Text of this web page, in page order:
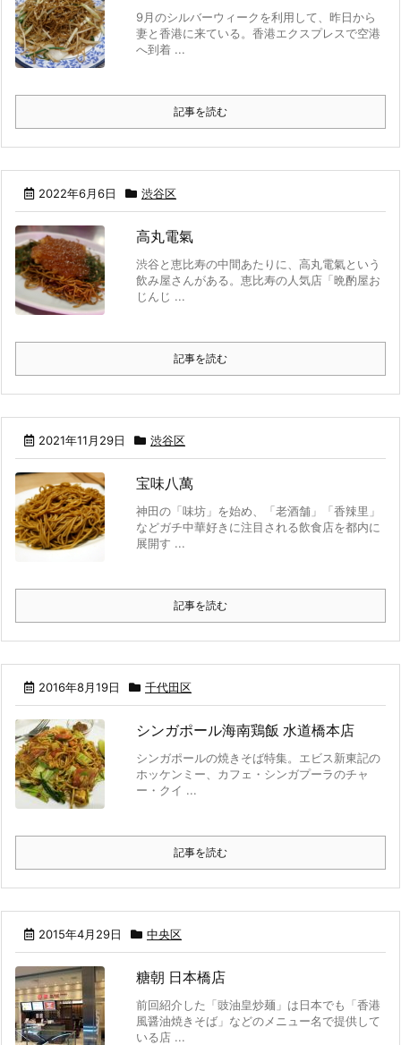
9月のシルバーウィークを利用して、昨日から
妻と香港に来ている。香港エクスプレスで空港
へ到着 ...
記事を読む
2022年6月6日 渋谷区
高丸電氣
渋谷と恵比寿の中間あたりに、高丸電氣という
飲み屋さんがある。恵比寿の人気店「晩酌屋お
じんじ ...
記事を読む
2021年11月29日 渋谷区
宝味八萬
神田の「味坊」を始め、「老酒舗」「香辣里」
などガチ中華好きに注目される飲食店を都内に
展開す ...
記事を読む
2016年8月19日 千代田区
シンガポール海南鶏飯 水道橋本店
シンガポールの焼きそば特集。エビス新東記の
ホッケンミー、カフェ・シンガプーラのチャ
ー・クイ ...
記事を読む
2015年4月29日 中央区
糖朝 日本橋店
前回紹介した「豉油皇炒麺」は日本でも「香港
風醤油焼きそば」などのメニュー名で提供して
いる店 ...